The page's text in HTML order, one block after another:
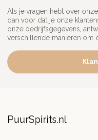
Als je vragen hebt over
dan voor dat je onze
onze bedrijfsgegevens,
verschillende manieren om
PuurSpirits.nl